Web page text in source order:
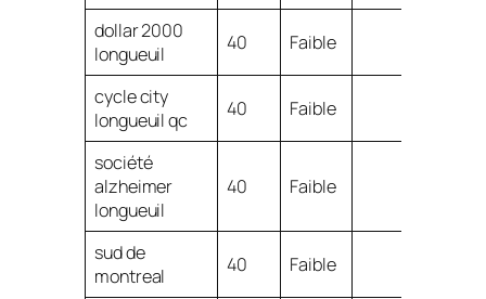
dollar 2000
longueuil
40 Faible
cycle city
longueuil qc
40 Faible
société
alzheimer
longueuil
40 Faible
sud de
montreal
40 Faible